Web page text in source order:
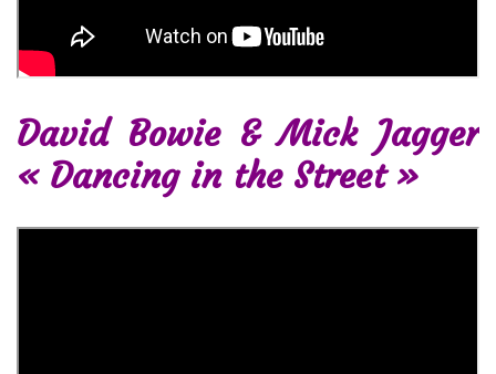
David Bowie & Mick Jagger
« Dancing in the Street »